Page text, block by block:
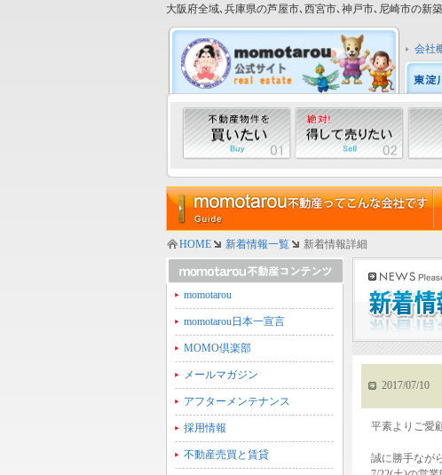
大阪府全域､兵庫県の芦屋市､西宮市､神戸市､尼崎市の新
会社
HOME 新着情報一覧 新着情報詳細
momotarou
momotarou日本一宣言
MOMO倶楽部
メールマガジン
アフターメンテナンス
採用情報
不動産売買と賃貸
2017/07/10
平素よりご愛
誠に勝手なが